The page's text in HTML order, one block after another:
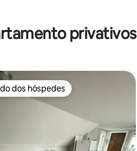
privativos
dos hóspedes
dos hóspedes